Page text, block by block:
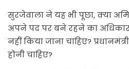
सुरजेवाला ने यह भी पूछा, क्या
अपने पद पर बने रहने का अधिकार
नहीं किया जाना चाहिए?
होनी चाहिए?